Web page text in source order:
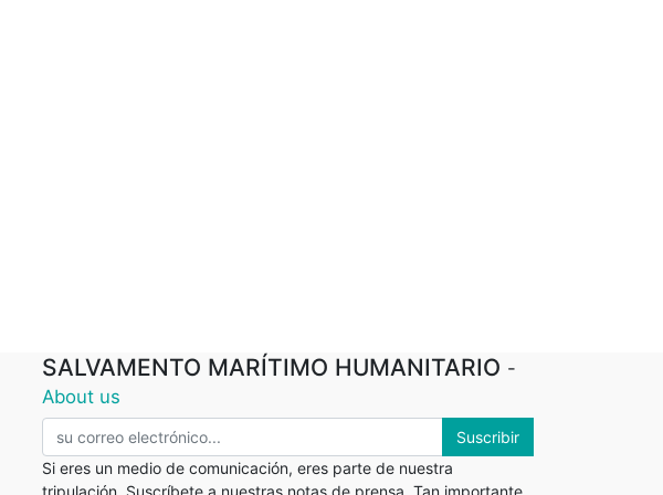
SALVAMENTO MARÍTIMO HUMANITARIO -
About us
Suscribir
Si eres un medio de comunicación, eres parte de nuestra
tripulación. Suscríbete a nuestras notas de prensa. Tan importante